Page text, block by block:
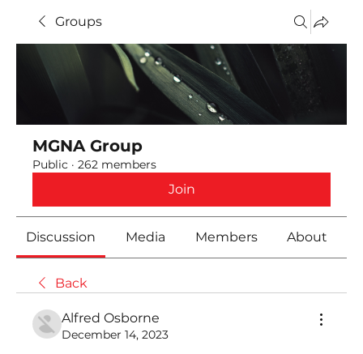
Groups
MGNA Group
Public · 262 members
Join
Discussion Media Members About
Back
Alfred Osborne
December 14, 2023